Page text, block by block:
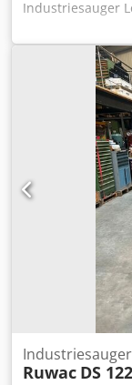
Industriesauger
m³/h Maximaler
Beschreibung
einer
Sie eine
erhalten eine
Kunden kann
Vorraussetzung
und sehen Sie
Angegebene
Eigentum Ihrer
Identifikation
Tex Agkorf
Irrtümer in der
passieren und
Ruwac DS